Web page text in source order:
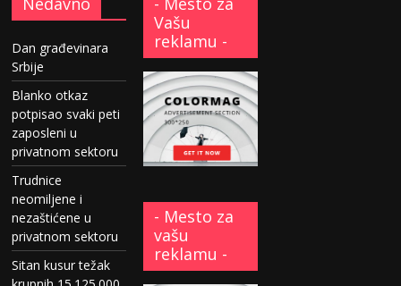
Dan građevinara
Srbije
Blanko otkaz
potpisao svaki peti
zaposleni u
privatnom sektoru
Trudnice
neomiljene i
nezaštićene u
privatnom sektoru
Sitan kusur težak
Vašu
reklamu -
- Mesto za
vašu
reklamu -